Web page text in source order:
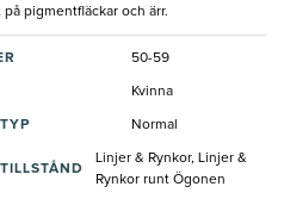
på pigmentfläckar och ärr.
50-59
Kvinna
Normal
Linjer & Rynkor, Linjer &
Rynkor runt Ögonen